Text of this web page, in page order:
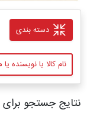
دسته بندی
نتایج جستجو برای